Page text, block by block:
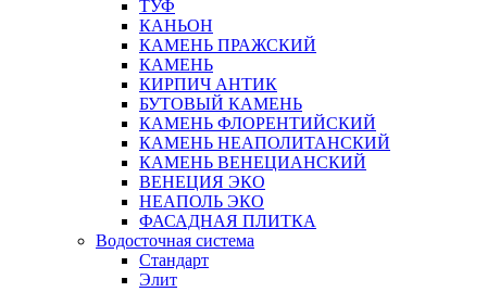
ТУФ
КАНЬОН
КАМЕНЬ ПРАЖСКИЙ
КАМЕНЬ
КИРПИЧ АНТИК
БУТОВЫЙ КАМЕНЬ
КАМЕНЬ ФЛОРЕНТИЙСКИЙ
КАМЕНЬ НЕАПОЛИТАНСКИЙ
КАМЕНЬ ВЕНЕЦИАНСКИЙ
ВЕНЕЦИЯ ЭКО
НЕАПОЛЬ ЭКО
ФАСАДНАЯ ПЛИТКА
Водосточная система
Стандарт
Элит